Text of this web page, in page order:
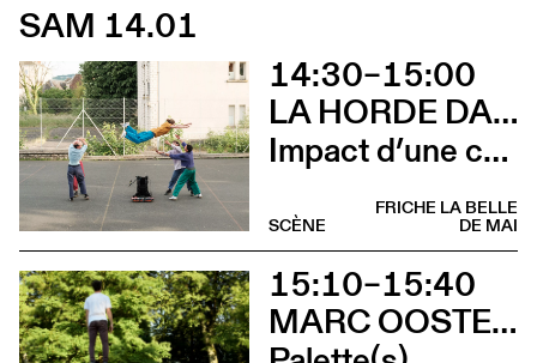
SAM 14.01
14:30–15:00
LA HORDE DANS LES PAVÉS
Impact d’une course
FRICHE LA BELLE
DE MAI
SCÈNE
15:10–15:40
MARC OOSTERHOFF